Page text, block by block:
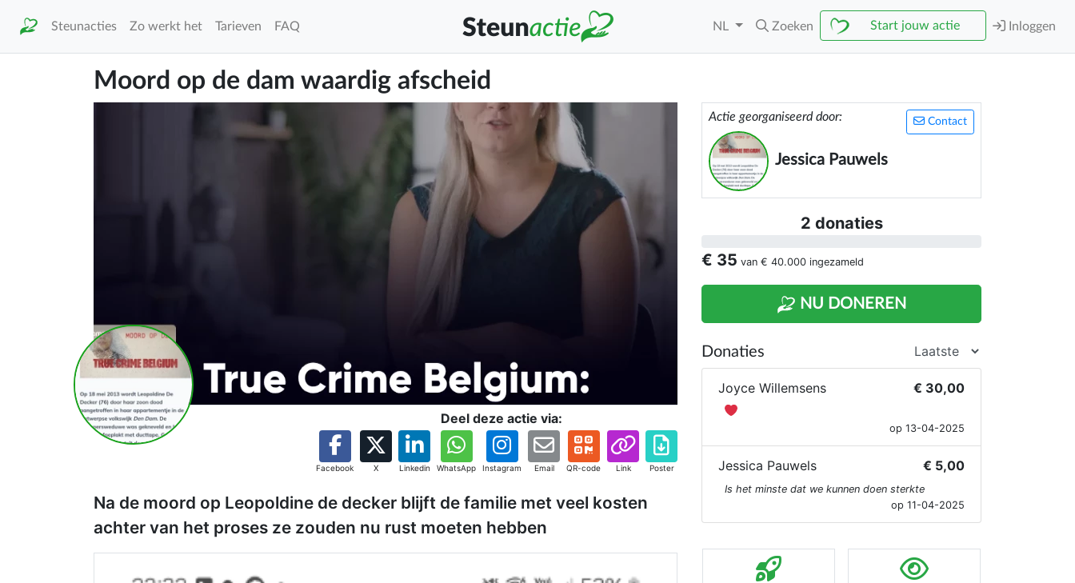
Steunacties Zo werkt het Tarieven FAQ NL Zoeken Start jouw actie Inloggen
Moord op de dam waardig afscheid
Deel deze actie via:
Facebook X Linkedin WhatsApp Instagram Email QR-code Link Poster
Na de moord op Leopoldine de decker blijft de familie met veel kosten
achter van het proses ze zouden nu rust moeten hebben
Contact
Actie georganiseerd door:
Jessica Pauwels
2 donaties
€ 35 van € 40.000 ingezameld
NU DONEREN
Donaties
Joyce Willemsens € 30,00
op 13-04-2025
Jessica Pauwels € 5,00
Is het minste dat we kunnen doen sterkte
op 11-04-2025